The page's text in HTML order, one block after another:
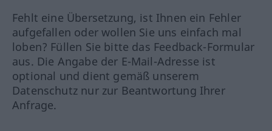
Fehlt eine Übersetzung, ist Ihnen ein Fehler
aufgefallen oder wollen Sie uns einfach mal
loben? Füllen Sie bitte das Feedback-Formular
aus. Die Angabe der E-Mail-Adresse ist
optional und dient gemäß unserem
Datenschutz nur zur Beantwortung Ihrer
Anfrage.